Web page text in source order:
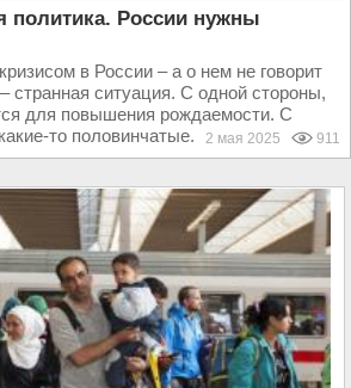
политика. России нужны
в России – а о нем не говорит
странная ситуация. С одной стороны,
для повышения рождаемости. С
то половинчатые...
2 мая 2025 911